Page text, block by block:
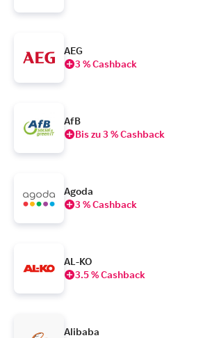
AEG
3 % Cashback
AfB
Bis zu 3 % Cashback
Agoda
3 % Cashback
AL-KO
3.5 % Cashback
Alibaba